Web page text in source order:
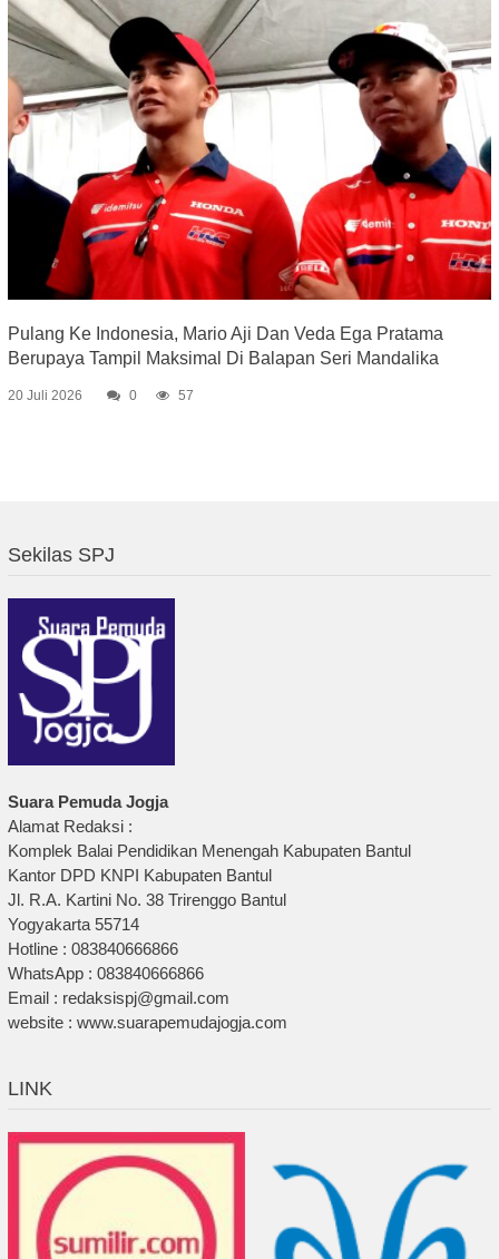
Pulang Ke Indonesia, Mario Aji Dan Veda Ega Pratama
Berupaya Tampil Maksimal Di Balapan Seri Mandalika
20 Juli 2026 0 57
Sekilas SPJ
Suara Pemuda Jogja
Alamat Redaksi :
Komplek Balai Pendidikan Menengah Kabupaten Bantul
Kantor DPD KNPI Kabupaten Bantul
Jl. R.A. Kartini No. 38 Trirenggo Bantul
Yogyakarta 55714
Hotline : 083840666866
WhatsApp : 083840666866
Email : redaksispj@gmail.com
website : www.suarapemudajogja.com
LINK